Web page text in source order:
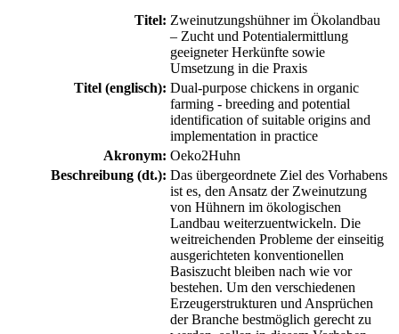
Titel: Zweinutzungshühner im Ökolandbau
– Zucht und Potentialermittlung
geeigneter Herkünfte sowie
Umsetzung in die Praxis
Titel (englisch): Dual-purpose chickens in organic
farming - breeding and potential
identification of suitable origins and
implementation in practice
Akronym: Oeko2Huhn
Beschreibung (dt.): Das übergeordnete Ziel des Vorhabens
ist es, den Ansatz der Zweinutzung
von Hühnern im ökologischen
Landbau weiterzuentwickeln. Die
weitreichenden Probleme der einseitig
ausgerichteten konventionellen
Basiszucht bleiben nach wie vor
bestehen. Um den verschiedenen
Erzeugerstrukturen und Ansprüchen
der Branche bestmöglich gerecht zu